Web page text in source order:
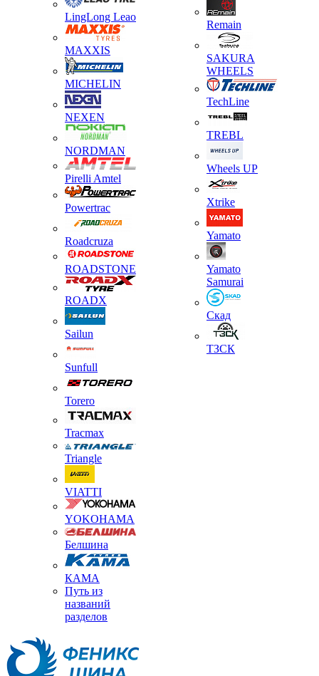
LingLong Leao
MAXXIS
MICHELIN
NEXEN
NORDMAN
Pirelli Amtel
Powertrac
Roadcruza
ROADSTONE
ROADX
Sailun
Sunfull
Torero
Tracmax
Triangle
VIATTI
YOKOHAMA
Белшина
КАМА
Путь из
названий
разделов
Remain
SAKURA
WHEELS
TechLine
TREBL
Wheels UP
Xtrike
Yamato
Yamato
Samurai
Скад
ТЗСК